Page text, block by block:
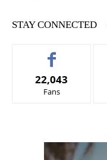
STAY CONNECTED
22,043
Fans